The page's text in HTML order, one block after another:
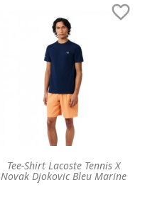
Tee-Shirt Lacoste Tennis X
Novak Djokovic Bleu Marine
